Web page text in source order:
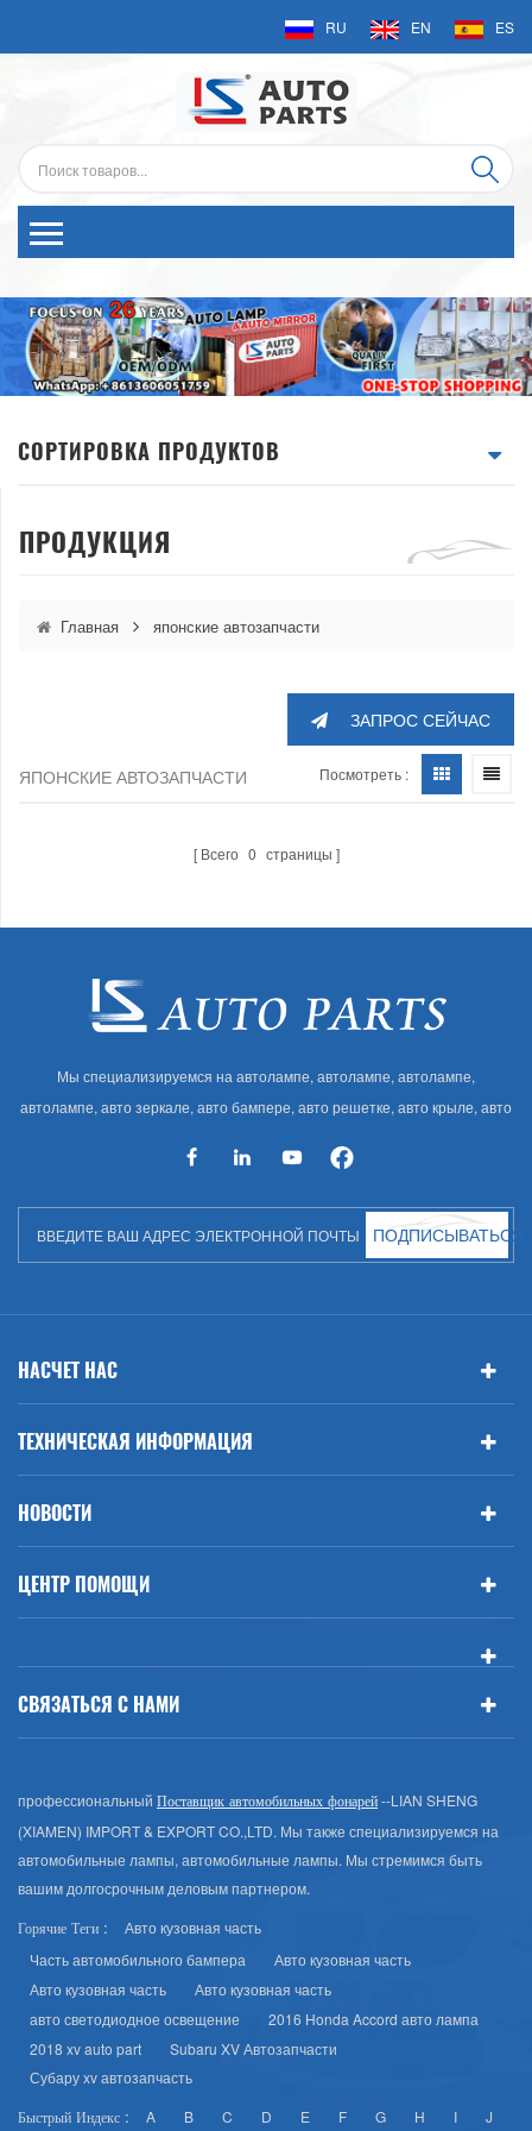
RU EN ES
СОРТИРОВКА ПРОДУКТОВ
ПРОДУКЦИЯ
Главная японские автозапчасти
ЗАПРОС СЕЙЧАС
ЯПОНСКИЕ АВТОЗАПЧАСТИ Посмотреть :
Всего 0 страницы
Мы специализируемся на автолампе, автолампе, автолампе,
автолампе, авто зеркале, авто бампере, авто решетке, авто крыле, авто
автозапчастей для Audi, VW, Benz, BMW
ПОДПИСЫВАТЬСЯ
НАСЧЕТ НАС
ТЕХНИЧЕСКАЯ ИНФОРМАЦИЯ
НОВОСТИ
ЦЕНТР ПОМОЩИ
СВЯЗАТЬСЯ С НАМИ
профессиональный Поставщик автомобильных фонарей--LIAN SHENG
(XIAMEN) IMPORT & EXPORT CO.,LTD. Мы также специализируемся на
автомобильные лампы, автомобильные лампы. Мы стремимся быть
вашим долгосрочным деловым партнером.
Горячие Теги :
Авто кузовная часть
Часть автомобильного бампера
Авто кузовная часть
Авто кузовная часть
Авто кузовная часть
авто светодиодное освещение
2016 Honda Accord авто лампа
2018 xv auto part
Subaru XV Автозапчасти
Субару xv автозапчасть
Быстрый Индекс : A B C D E F G H I J